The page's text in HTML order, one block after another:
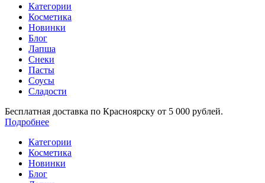
Категории
Косметика
Новинки
Блог
Лапша
Снеки
Пасты
Соусы
Сладости
Бесплатная доставка по Красноярску от 5 000 рублей.
Подробнее
Категории
Косметика
Новинки
Блог